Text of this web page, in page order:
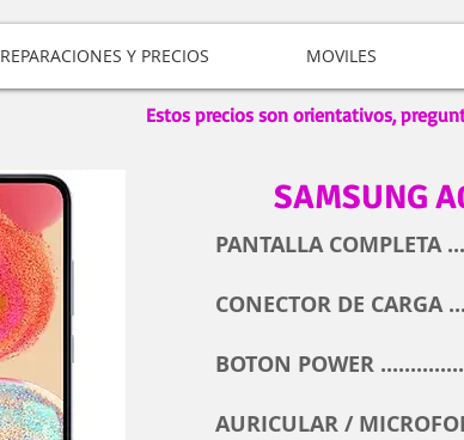
REPARACIONES Y PRECIOS MOVILES
SAMSUNG
PANTALLA COMPLETA
CONECTOR DE CARGA
BOTON POWER
AURICULAR /
Estos precios son orientativos,